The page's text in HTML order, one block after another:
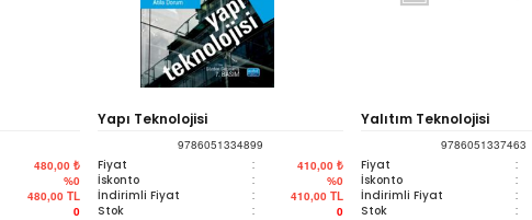
480,00 ₺
%0
480,00 TL
0
Yapı Teknolojisi
9786051334899
Fiyat : 410,00 ₺
İskonto : %0
İndirimli Fiyat : 410,00 TL
Stok : 0
Yalıtım Teknolojisi
9786051337463
Fiyat :
İskonto :
İndirimli Fiyat :
Stok :